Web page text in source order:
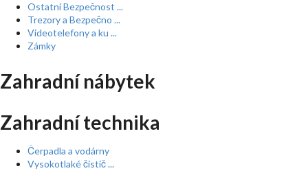
Ostatní Bezpečnost ...
Trezory a Bezpečno ...
Videotelefony a ku ...
Zámky
Zahradní nábytek
Zahradní technika
Čerpadla a vodárny
Vysokotlaké čistič ...